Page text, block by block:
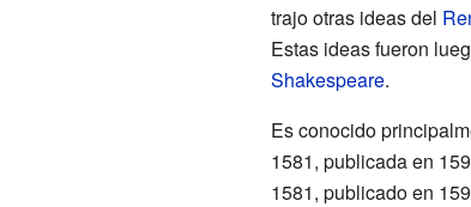
trajo otras ideas del
Estas ideas fueron
Shakespeare.
Es conocido
1581, publicada en
1581, publicado en